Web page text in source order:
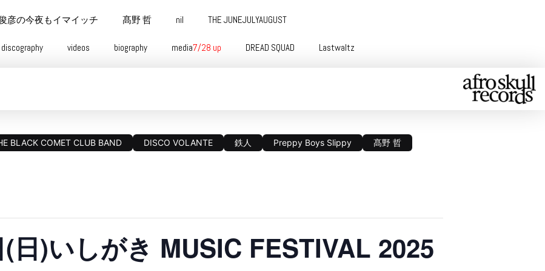
彦の今夜もイマイッチ 髙野 哲 nil THE JUNEJULYAUGUST
discography videos biography media7/28 up DREAD SQUAD Lastwaltz
BLACK COMET CLUB BAND DISCO VOLANTE 鉄人 Preppy Boys Slippy 髙野 哲
日)いしがき MUSIC FESTIVAL 2025